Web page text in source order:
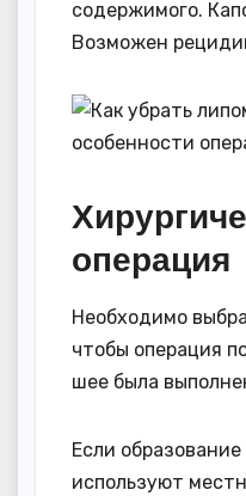
содержимого.
Возможен
операция
Необходимо
чтобы операция
шее была
Если
используют